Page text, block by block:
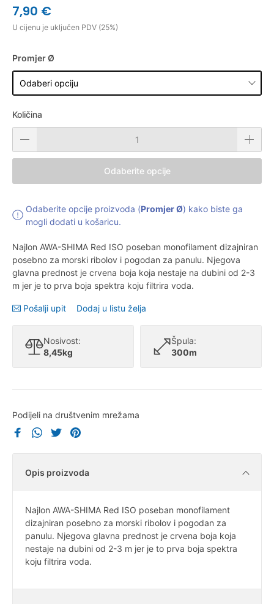
7,90 €
U cijenu je uključen PDV (25%)
Promjer Ø
Količina
Odaberite opcije
Odaberite opcije proizvoda (Promjer Ø) kako biste ga
mogli dodati u košaricu.
Najlon AWA-SHIMA Red ISO poseban monofilament dizajniran
posebno za morski ribolov i pogodan za panulu. Njegova
glavna prednost je crvena boja koja nestaje na dubini od 2-3
m jer je to prva boja spektra koju filtrira voda.
Pošalji upit Dodaj u listu želja
Nosivost:
8,45kg
Špula:
300m
Podijeli na društvenim mrežama
Opis proizvoda
Najlon AWA-SHIMA Red ISO poseban monofilament
dizajniran posebno za morski ribolov i pogodan za
panulu. Njegova glavna prednost je crvena boja koja
nestaje na dubini od 2-3 m jer je to prva boja spektra
koju filtrira voda.